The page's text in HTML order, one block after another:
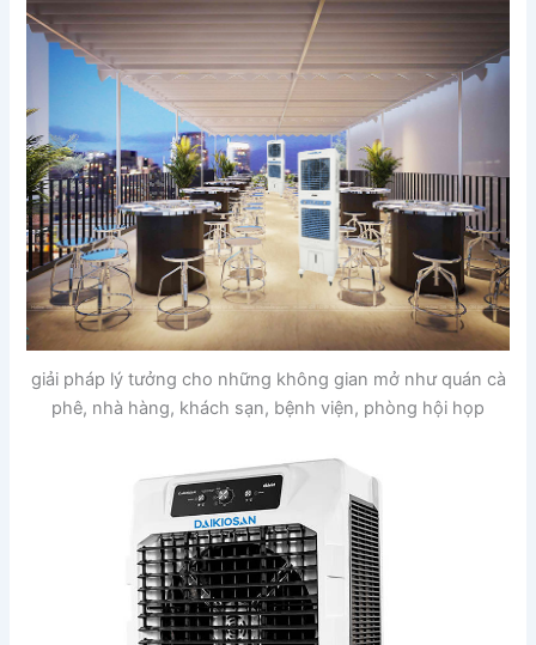
giải pháp lý tưởng cho những không gian mở như quán cà
phê, nhà hàng, khách sạn, bệnh viện, phòng hội họp